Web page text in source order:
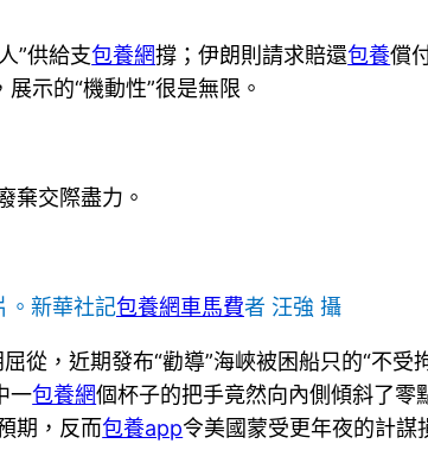
”供給支包養網撐；伊朗則請求賠還包養償
示的“機動性”很是無限。
棄交際盡力。
。新華社記包養網車馬費者 汪強 攝
從，近期發布“勸導”海峽被困船只的“不受
一包養網個杯子的把手竟然向內側傾斜了零
期，反而包養app令美國蒙受更年夜的計謀